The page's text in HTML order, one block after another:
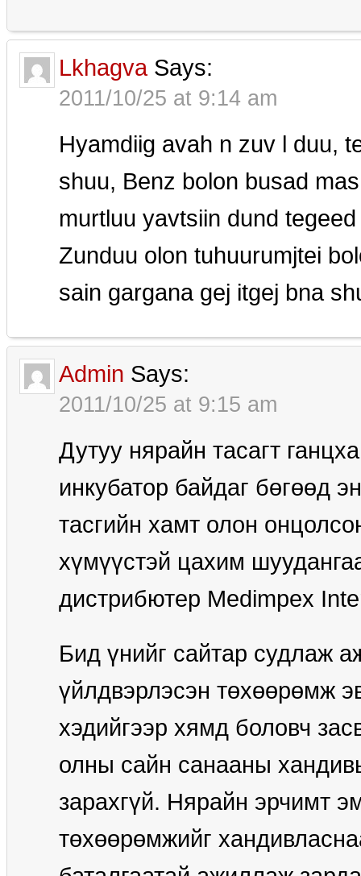
Lkhagva Says:
2011/10/25 at 9:14 am
Hyamdiig avah n zuv l duu,
shuu, Benz bolon busad
murtluu yavtsiin dund
Zunduu olon tuhuurumjtei
sain gargana gej itgej bna
Admin Says:
2011/10/25 at 9:15 am
Дутуу нярайн тасагт
инкубатор байдаг бөгөөд
тасгийн хамт олон
хүмүүстэй цахим
дистрибютер Medimpex
Бид үнийг сайтар судлаж
үйлдвэрлэсэн төхөөрөмж
хэдийгээр хямд боловч
олны сайн санааны
зарахгүй. Нярайн эрчимт
төхөөрөмжийг